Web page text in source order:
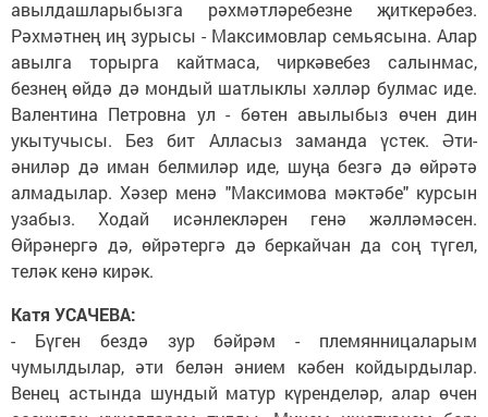
авылдашларыбызга рәхмәтләребезне җиткерәбез.
Рәхмәтнең иң зурысы - Максимовлар семьясына. Алар
авылга торырга кайтмаса, чиркәвебез салынмас,
безнең өйдә дә мондый шатлыклы хәлләр булмас иде.
Валентина Петровна ул - бөтен авылыбыз өчен дин
укытучысы. Без бит Алласыз заманда үстек. Әти-
әниләр дә иман белмиләр иде, шуңа безгә дә өйрәтә
алмадылар. Хәзер менә "Максимова мәктәбе" курсын
узабыз. Ходай исәнлекләрен генә жәлләмәсен.
Өйрәнергә дә, өйрәтергә дә беркайчан да соң түгел,
теләк кенә кирәк.
Катя УСАЧЕВА:
- Бүген бездә зур бәйрәм - племянницаларым
чумылдылар, әти белән әнием кәбен койдырдылар.
Венец астында шундый матур күренделәр, алар өчен